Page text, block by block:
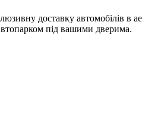
доставку автомобілів в
під вашими дверима.